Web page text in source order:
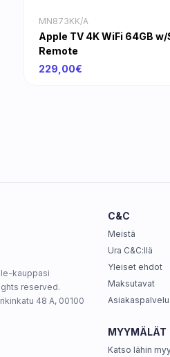
MN873KK/A
Apple TV 4K WiFi 64GB w/
Remote
229,00€
kauppasi
reserved.
48 A, 00100
C&C
Meistä
Ura C&C:llä
Yleiset ehdot
Maksutavat
Asiakaspalvelu
MYYMÄLÄT
Katso lähin